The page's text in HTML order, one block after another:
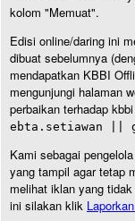
kolom "Memuat".
Edisi online/daring ini
dibuat sebelumnya
mendapatkan KBBI
mengunjungi halaman
perbaikan terhadap
ebta.setiawan ||
Kami sebagai
yang tampil agar tetap
melihat iklan yang
ini silakan klik